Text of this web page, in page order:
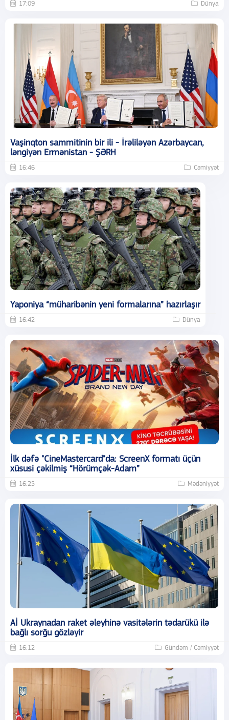
17:09 Dünya
Vaşinqton sammitinin bir ili - İrəliləyən Azərbaycan,
ləngiyən Ermənistan - ŞƏRH
16:46 Cəmiyyət
Yaponiya “müharibənin yeni formalarına” hazırlaşır
16:42 Dünya
İlk dəfə "CineMastercard"da: ScreenX formatı üçün
xüsusi çəkilmiş “Hörümçək-Adam”
16:25 Mədəniyyət
Aİ Ukraynadan raket əleyhinə vasitələrin tədarükü ilə
bağlı sorğu gözləyir
16:12 Gündəm / Cəmiyyət